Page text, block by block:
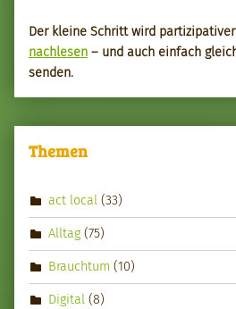
Der kleine Schritt wird
nach­le­sen – und auch ein­fach
senden.
Themen
act local (33)
Alltag (75)
Brauchtum (10)
Digital (8)